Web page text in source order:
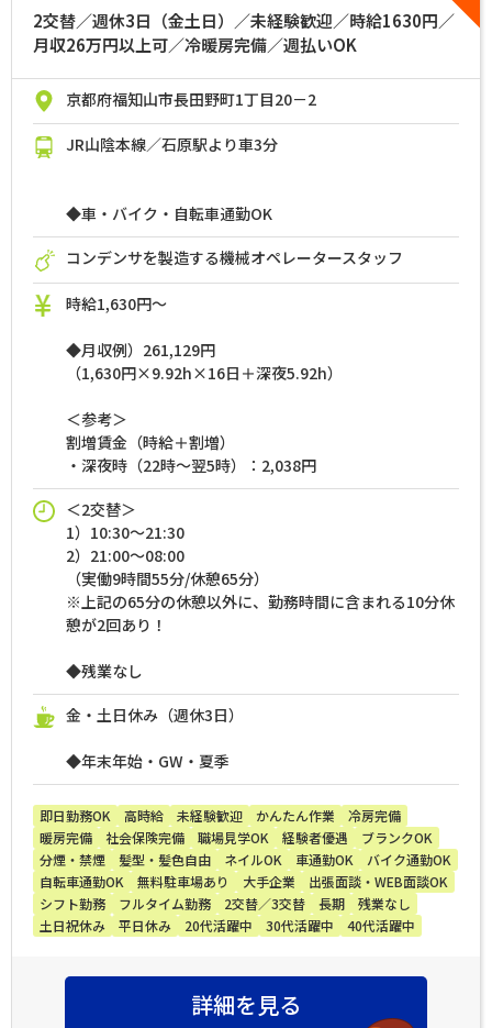
2交替／週休3日（金土日）／未経験歓迎／時給1630円／
月収26万円以上可／冷暖房完備／週払いOK
京都府福知山市長田野町1丁目20－2
JR山陰本線／石原駅より車3分
◆車・バイク・自転車通勤OK
コンデンサを製造する機械オペレータースタッフ
時給1,630円～
◆月収例）261,129円
（1,630円×9.92h×16日＋深夜5.92h）
＜参考＞
割増賃金（時給＋割増）
・深夜時（22時～翌5時）：2,038円
＜2交替＞
1）10:30～21:30
2）21:00～08:00
（実働9時間55分/休憩65分）
※上記の65分の休憩以外に、勤務時間に含まれる10分休
憩が2回あり！
◆残業なし
金・土日休み（週休3日）
◆年末年始・GW・夏季
即日勤務OK 高時給 未経験歓迎 かんたん作業
冷房完備
暖房完備
社会保険完備 職場見学OK 経験者優遇
ブランクOK
分煙・禁煙
髪型・髪色自由 ネイルOK 車通勤OK
バイク通勤OK
自転車通勤OK
無料駐車場あり 大手企業
出張面談・WEB面談OK
シフト勤務
フルタイム勤務 2交替／3交替 長期
残業なし
土日祝休み
平日休み 20代活躍中 30代活躍中 40代活躍中
詳細を見る